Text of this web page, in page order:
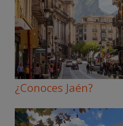
¿Conoces Jaén?